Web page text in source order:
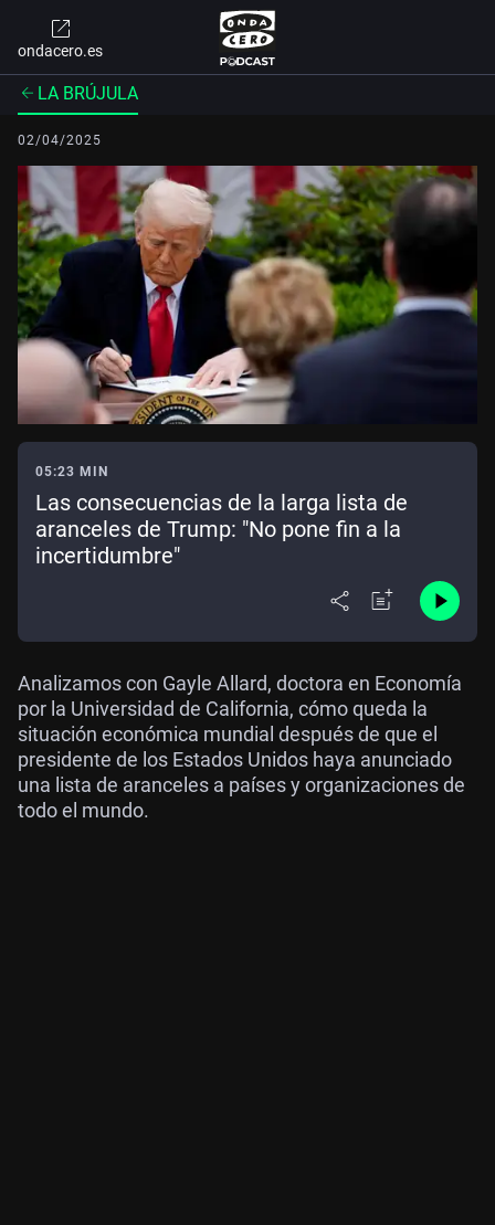
ondacero.es
LA BRÚJULA
02/04/2025
05:23 MIN
Las consecuencias de la larga lista de
aranceles de Trump: "No pone fin a la
incertidumbre"
Analizamos con Gayle Allard, doctora en Economía
por la Universidad de California, cómo queda la
situación económica mundial después de que el
presidente de los Estados Unidos haya anunciado
una lista de aranceles a países y organizaciones de
todo el mundo.